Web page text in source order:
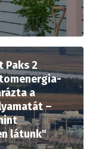
Paks 2
a
–
látunk"